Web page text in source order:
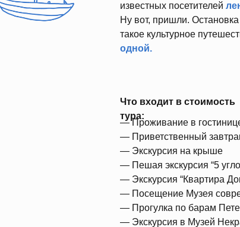
— Проживание в
— Приветственный
— Экскурсия на крыше
— Пешая экскурсия “5
— Экскурсия “Квартира
— Посещение Музея
— Прогулка по барам
— Экскурсия в Музей
известных посетителей
Ну вот, пришли.
такое культурное
одной.
Что входит в стоимость
тура: